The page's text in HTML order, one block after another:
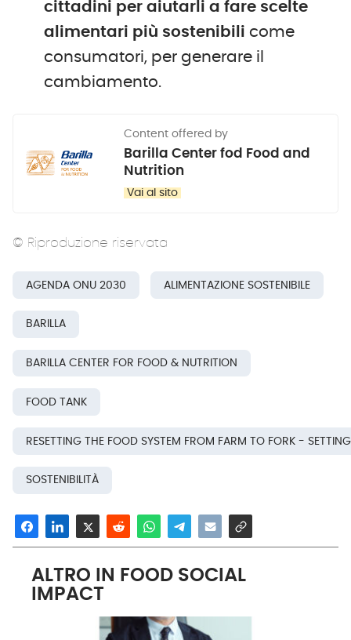
cittadini per aiutarli a fare scelte
alimentari più sostenibili come
consumatori, per generare il
cambiamento.
Content offered by
Barilla Center fod Food and
Nutrition
Vai al sito
© Riproduzione riservata
AGENDA ONU 2030 ALIMENTAZIONE SOSTENIBILE
BARILLA
BARILLA CENTER FOR FOOD & NUTRITION
FOOD TANK
RESETTING THE FOOD SYSTEM FROM FARM TO FORK -
SOSTENIBILITÀ
ALTRO IN FOOD SOCIAL
IMPACT